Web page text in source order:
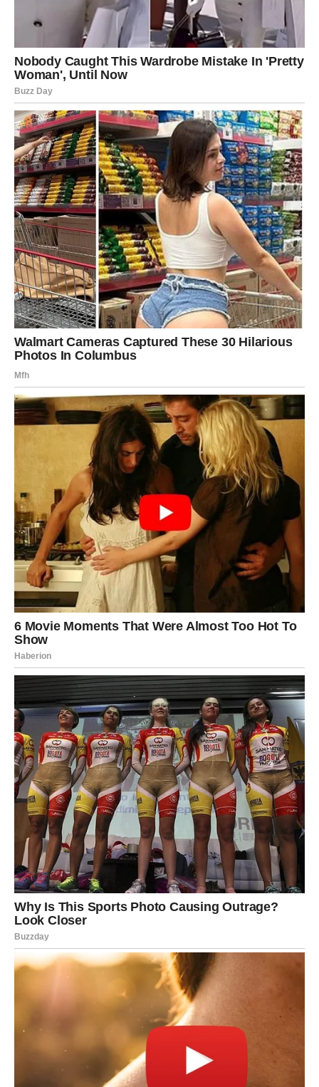
samopouzdanje. U stvarnosti, kod mnogih se ne gasi ništa –
samo se mijenja tempo. Manje je impulsa, ali više iskustva i
svjesnosti.
Na kraju, istina je jednostavna. Pedesete nisu kraj muške
snage, već često početak zrelije faze u kojoj se više cijeni
zdravlje, ravnoteža i bliskost.Muškarac koji brine o sebi,
sluša svoje tijelo i njeguje odnos s partnericom može
biti u punoj snazi mnogo duže nego što se obično
misli.
Godine same po sebi ne odlučuju ništa. Način života, odnos
prema sebi i spremnost na prilagođavanje prave stvarnu
razliku. Zato je važno razbiti mitove i govoriti otvoreno – jer
snaga ne nestaje s brojem, već s odustajanjem.
Oglasi